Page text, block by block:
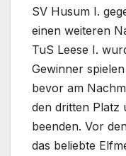
SV Husum I.
einen weiteren
TuS Leese I.
Gewinner
bevor am
den dritten Platz
beenden. Vor
das beliebte